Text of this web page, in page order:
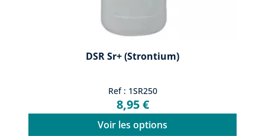
DSR Sr+ (Strontium)
Ref : 1SR250
8,95 €
Voir les options